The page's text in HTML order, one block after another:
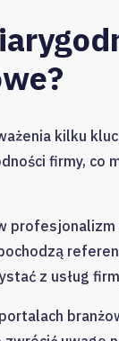
kilku
firmy, co
profesjonalizm
z usług